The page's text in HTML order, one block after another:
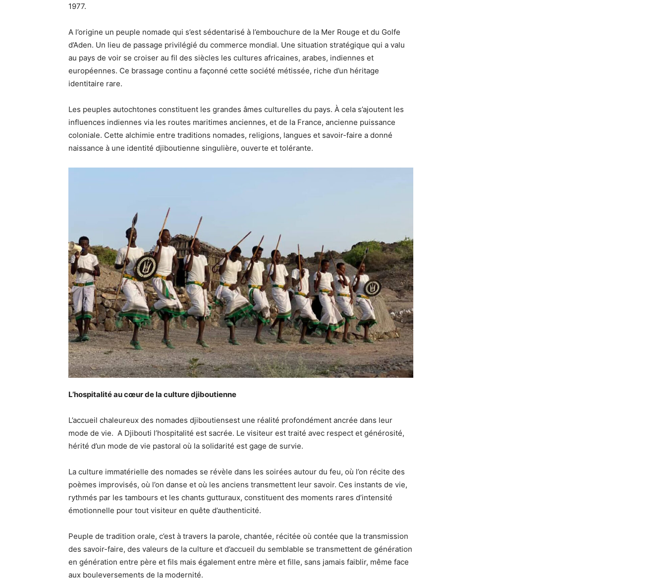
1977.
A l’origine un peuple nomade qui s’est sédentarisé à l’embouchure de la Mer Rouge et du Golfe
d’Aden. Un lieu de passage privilégié du commerce mondial. Une situation stratégique qui a valu
au pays de voir se croiser au fil des siècles les cultures africaines, arabes, indiennes et
européennes. Ce brassage continu a façonné cette société métissée, riche d’un héritage
identitaire rare.
Les peuples autochtones constituent les grandes âmes culturelles du pays. À cela s’ajoutent les
influences indiennes via les routes maritimes anciennes, et de la France, ancienne puissance
coloniale. Cette alchimie entre traditions nomades, religions, langues et savoir-faire a donné
naissance à une identité djiboutienne singulière, ouverte et tolérante.
L’hospitalité au cœur de la culture djiboutienne
L’accueil chaleureux des nomades djiboutiensest une réalité profondément ancrée dans leur
mode de vie. A Djibouti l’hospitalité est sacrée. Le visiteur est traité avec respect et générosité,
hérité d’un mode de vie pastoral où la solidarité est gage de survie.
La culture immatérielle des nomades se révèle dans les soirées autour du feu, où l’on récite des
poèmes improvisés, où l’on danse et où les anciens transmettent leur savoir. Ces instants de vie,
rythmés par les tambours et les chants gutturaux, constituent des moments rares d’intensité
émotionnelle pour tout visiteur en quête d’authenticité.
Peuple de tradition orale, c’est à travers la parole, chantée, récitée où contée que la transmission
des savoir-faire, des valeurs de la culture et d’accueil du semblable se transmettent de génération
en génération entre père et fils mais également entre mère et fille, sans jamais faiblir, même face
aux bouleversements de la modernité.